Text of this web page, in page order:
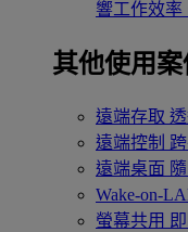
響工作效率
其他使用案
遠端存取
遠端控制
遠端桌面
Wake-on-
螢幕共用